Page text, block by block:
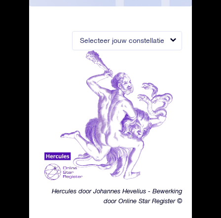
Selecteer jouw constellatie
Hercules door Johannes Hevelius - Bewerking
door Online Star Register ©